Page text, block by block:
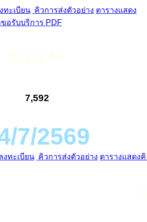
ทะเบียน คิวการส่งตัวอย่าง ตารางแสดง
อรับบริการ PDF
7,592
7/2569